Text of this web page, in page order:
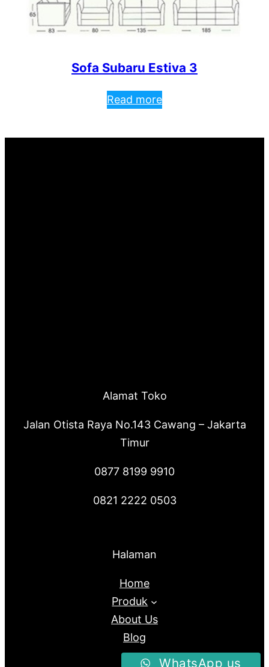
Sofa Subaru Estiva 3
Read more
Alamat Toko
Jalan Otista Raya No.143 Cawang – Jakarta
Timur
0877 8199 9910
0821 2222 0503
Halaman
Home
Produk
About Us
Blog
WhatsApp us